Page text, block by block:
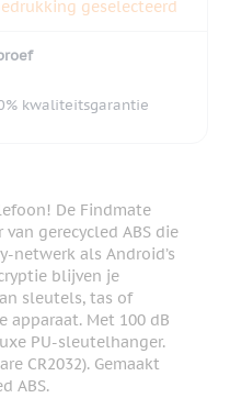
geselecteerd
kwaliteitsgarantie
De Findmate
gerecycled ABS die
netwerk als Android’s
blijven je
sleutels, tas of
apparaat. Met 100 dB
PU-sleutelhanger.
CR2032). Gemaakt
ABS.